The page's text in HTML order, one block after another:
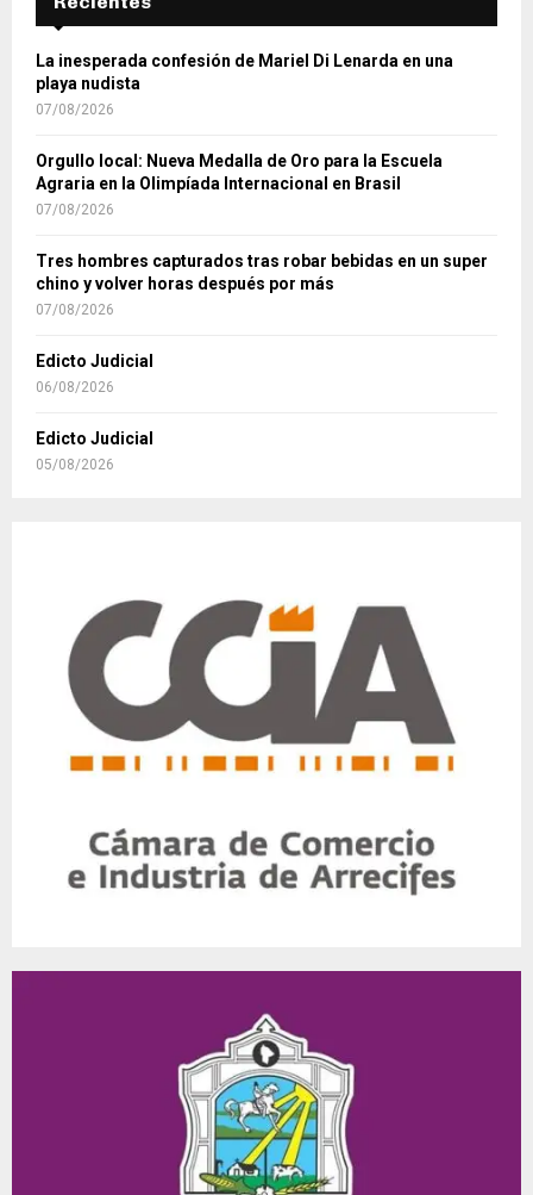
La inesperada confesión de Mariel Di Lenarda en una
playa nudista
07/08/2026
Orgullo local: Nueva Medalla de Oro para la Escuela
Agraria en la Olimpíada Internacional en Brasil
07/08/2026
Tres hombres capturados tras robar bebidas en un super
chino y volver horas después por más
07/08/2026
Edicto Judicial
06/08/2026
Edicto Judicial
05/08/2026